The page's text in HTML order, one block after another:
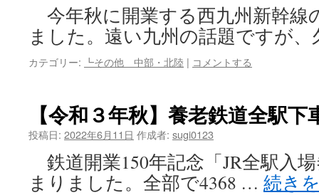
今年秋に開業する西九州新幹線
ました。遠い九州の話題ですが
カテゴリー: ┗その他 中部・北陸 | コメントする
【令和３年秋】養老鉄道全駅
投稿日: 2022年6月11日 作成者: sugi0123
鉄道開業150年記念「JR全駅入
まりました。全部で4368 … 続き